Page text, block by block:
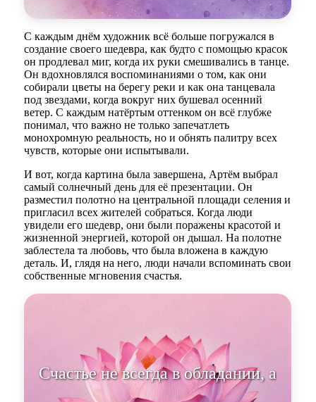
С каждым днём художник всё больше погружался в
создание своего шедевра, как будто с помощью красок
он продлевал миг, когда их руки смешивались в танце.
Он вдохновлялся воспоминаниями о том, как они
собирали цветы на берегу реки и как она танцевала
под звездами, когда вокруг них бушевал осенний
ветер. С каждым натёртым оттенком он всё глубже
понимал, что важно не только запечатлеть
монохромную реальность, но и обнять палитру всех
чувств, которые они испытывали.
И вот, когда картина была завершена, Артём выбрал
самый солнечный день для её презентации. Он
разместил полотно на центральной площади селения и
пригласил всех жителей собраться. Когда люди
увидели его шедевр, они были поражены красотой и
жизненной энергией, которой он дышал. На полотне
заблестела та любовь, что была вложена в каждую
деталь. И, глядя на него, люди начали вспоминать свои
собственные мгновения счастья.
Счастье не всегда в обладании, а
в умении пережить и отпустить.